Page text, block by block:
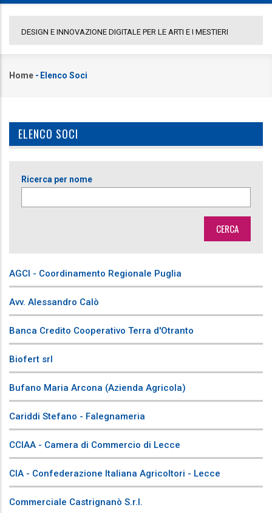
E I MESTIERI COMUNICATO GAL PORTA A LEVANTE
Briciole
Home - Elenco Soci
ELENCO SOCI
Ricerca per nome
AGCI - Coordinamento Regionale Puglia
Avv. Alessandro Calò
Banca Credito Cooperativo Terra d'Otranto
Biofert srl
Bufano Maria Arcona (Azienda Agricola)
Cariddi Stefano - Falegnameria
CCIAA - Camera di Commercio di Lecce
CIA - Confederazione Italiana Agricoltori - Lecce
Commerciale Castrignanò S.r.l.